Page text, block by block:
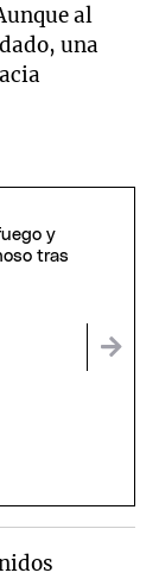
al
una
y
tras